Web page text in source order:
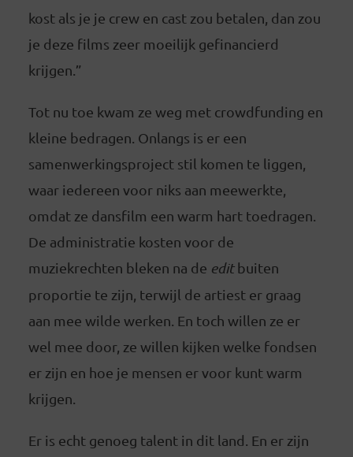
kost als je je crew en cast zou betalen, dan zou
je deze films zeer moeilijk gefinancierd
krijgen.”
Tot nu toe kwam ze weg met crowdfunding en
kleine bedragen. Onlangs is er een
samenwerkingsproject stil komen te liggen,
waar iedereen voor niks aan meewerkte,
omdat ze dansfilm een warm hart toedragen.
De administratie kosten voor de
muziekrechten bleken na de editbuiten
proportie te zijn, terwijl de artiest er graag
aan mee wilde werken. En toch willen ze er
wel mee door, ze willen kijken welke fondsen
er zijn en hoe je mensen er voor kunt warm
krijgen.
Er is echt genoeg talent in dit land. En er zijn